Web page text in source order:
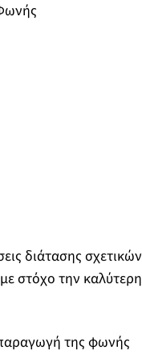
διάτασης σχετικών
στόχο την καλύτερη
της φωνής